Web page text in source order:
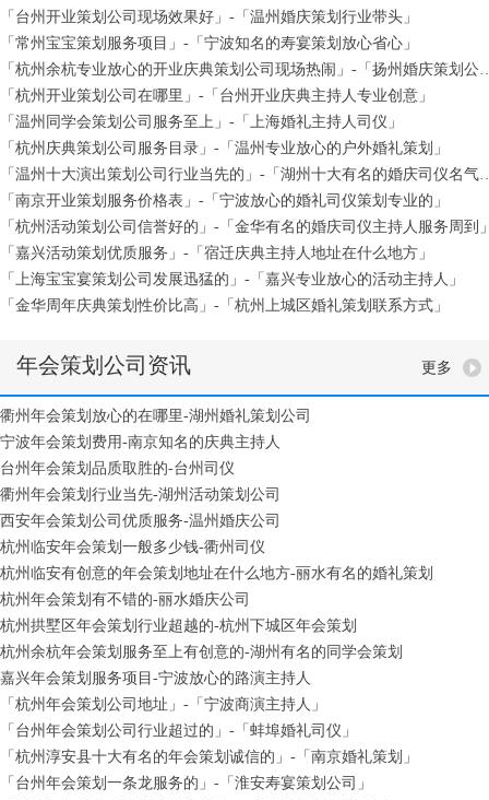
「台州开业策划公司现场效果好」-「温州婚庆策划行业带头」
「常州宝宝策划服务项目」-「宁波知名的寿宴策划放心省心」
「杭州余杭专业放心的开业庆典策划
「杭州开业策划公司在哪里」-「台州开业庆典主持人专业创意」
「温州同学会策划公司服务至上」-「上海婚礼主持人司仪」
「杭州庆典策划公司服务目录」-「温州专业放心的户外婚礼策划」
「温州十大演出策划公司行业当先
「南京开业策划服务价格表」-「宁波放心的婚礼司仪策划专业的」
「杭州活动策划公司信誉好的」-「金华有名的婚庆司仪主持人服务周到
「嘉兴活动策划优质服务」-「宿迁庆典主持人地址在什么地方」
「上海宝宝宴策划公司发展迅猛的」-「嘉兴专业放心的活动主持人」
「金华周年庆典策划性价比高」-「杭州上城区婚礼策划联系方式」
年会策划公司资讯 更多
衢州年会策划放心的在哪里-湖州婚礼策划公司
宁波年会策划费用-南京知名的庆典主持人
台州年会策划品质取胜的-台州司仪
衢州年会策划行业当先-湖州活动策划公司
西安年会策划公司优质服务-温州婚庆公司
杭州临安年会策划一般多少钱-衢州司仪
杭州临安有创意的年会策划地址在什么地方-丽水有名的婚礼策划
杭州年会策划有不错的-丽水婚庆公司
杭州拱墅区年会策划行业超越的-杭州下城区年会策划
杭州余杭年会策划服务至上有创意的-湖州有名的同学会策划
嘉兴年会策划服务项目-宁波放心的路演主持人
「杭州年会策划公司地址」-「宁波商演主持人」
「台州年会策划公司行业超过的」-「蚌埠婚礼司仪」
「杭州淳安县十大有名的年会策划诚信的」-「南京婚礼策划」
「台州年会策划一条龙服务的」-「淮安寿宴策划公司」